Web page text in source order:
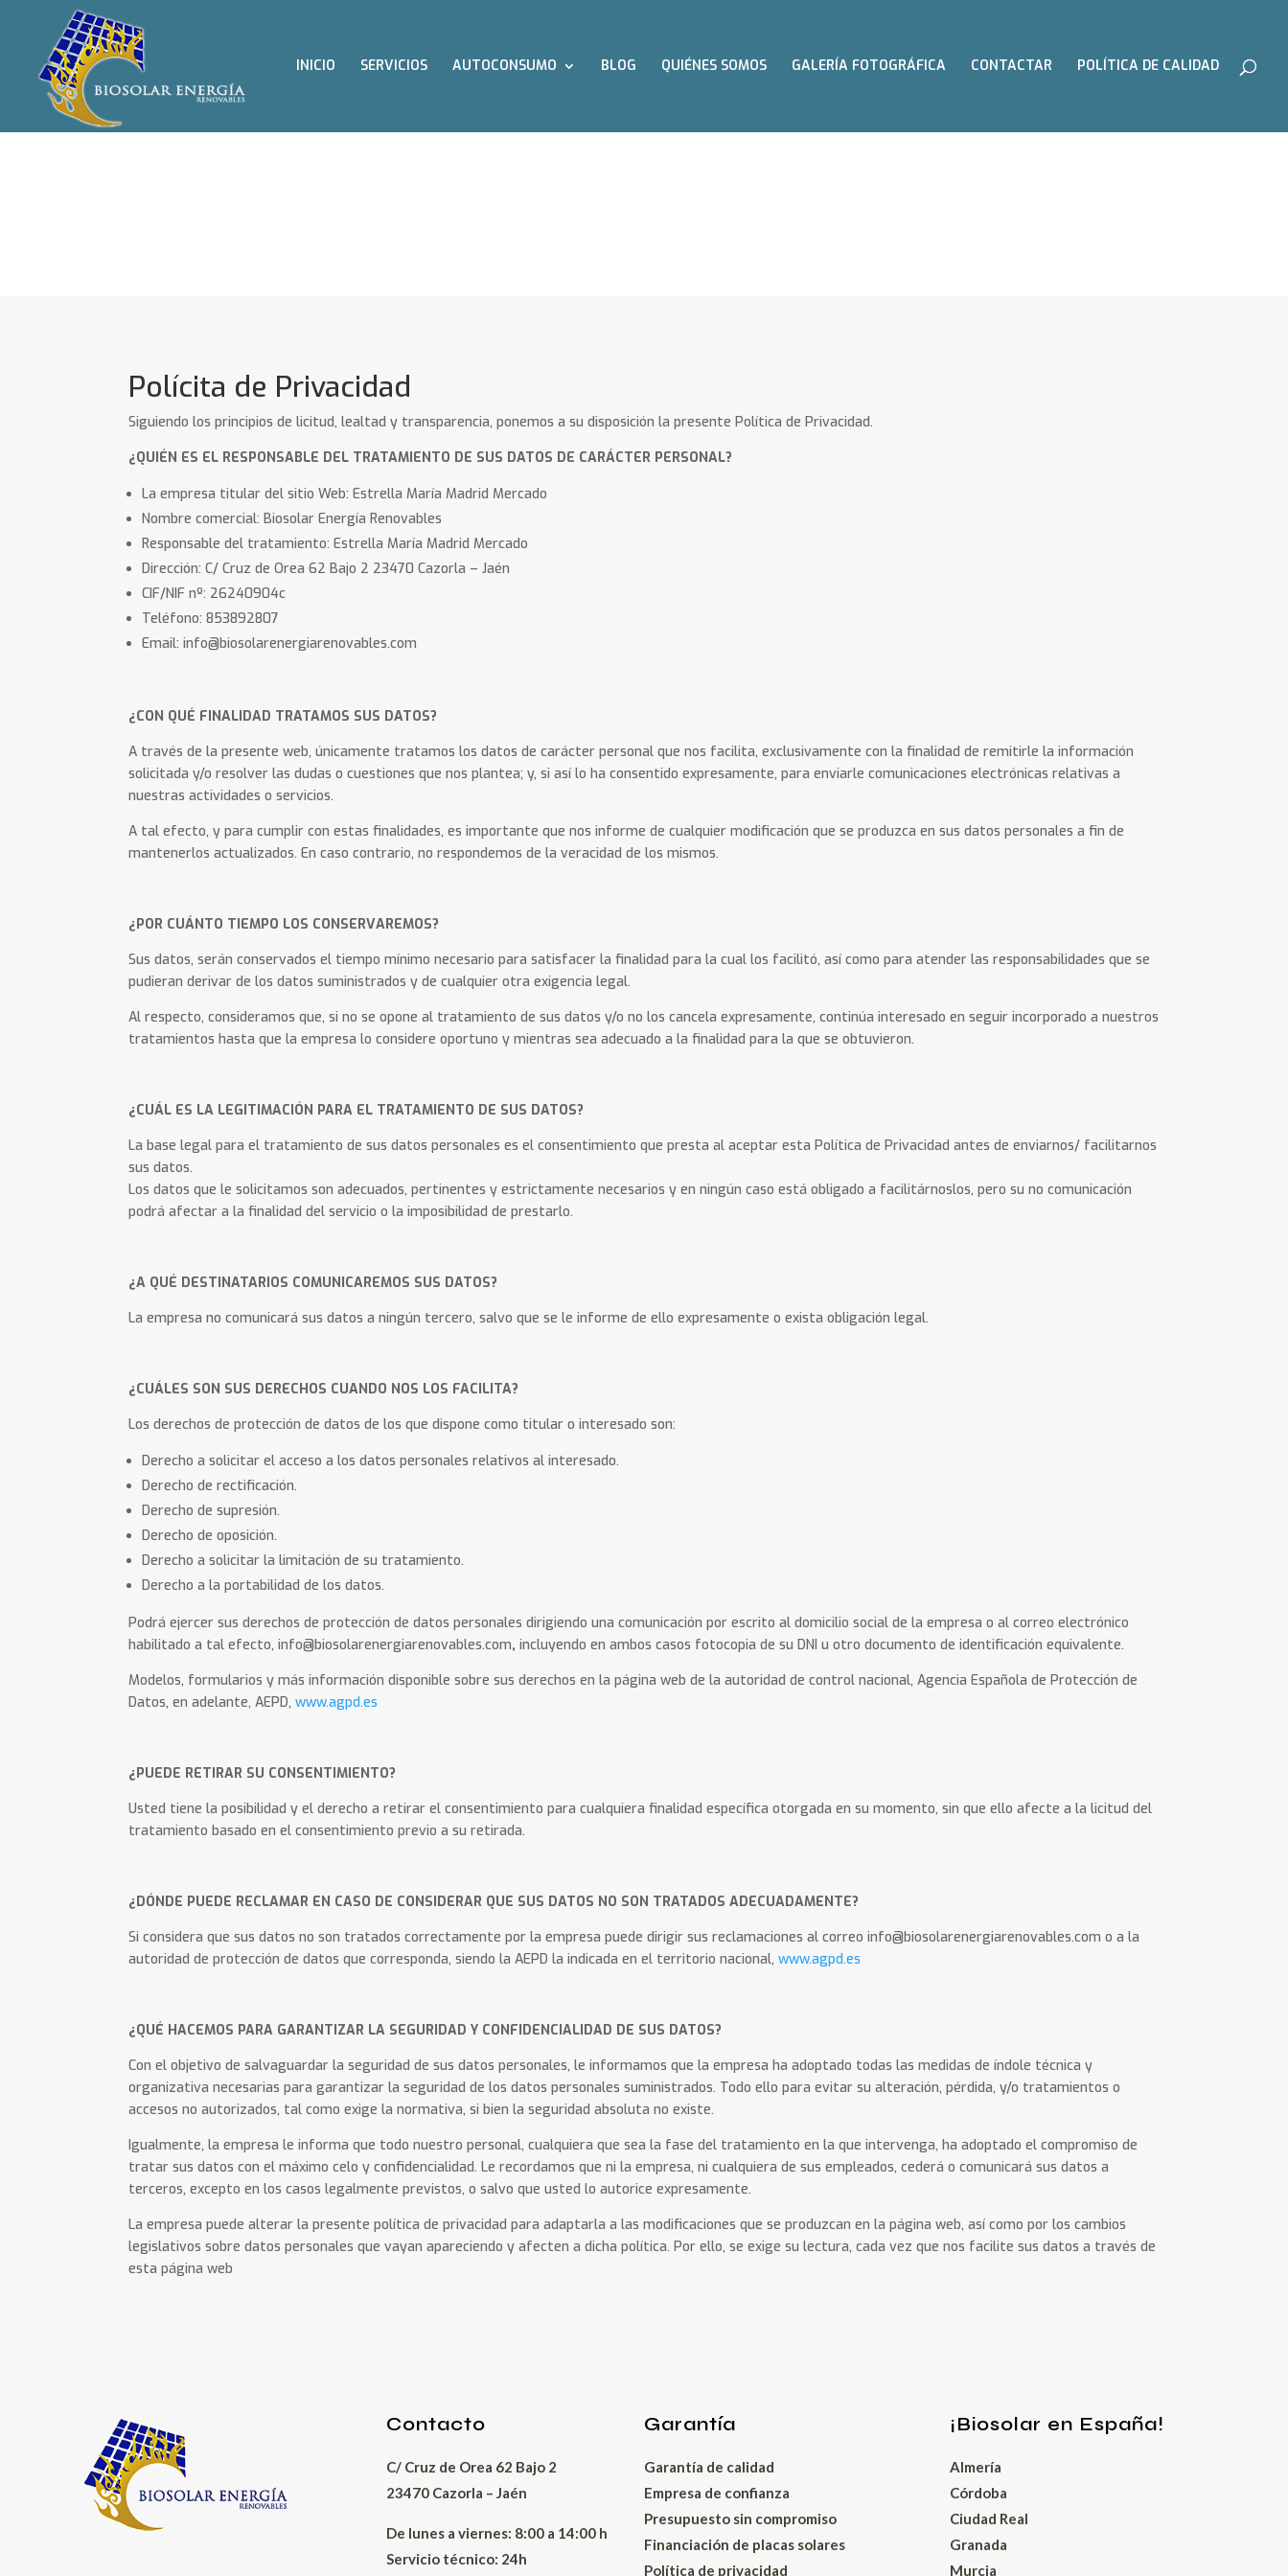
INICIO SERVICIOS AUTOCONSUMO BLOG QUIÉNES SOMOS GALERÍA FOTOGRÁFICA CONTACTAR POLÍTICA DE CALIDAD
Polícita de Privacidad
Siguiendo los principios de licitud, lealtad y transparencia, ponemos a su disposición la presente Política de Privacidad.
¿QUIÉN ES EL RESPONSABLE DEL TRATAMIENTO DE SUS DATOS DE CARÁCTER PERSONAL?
La empresa titular del sitio Web: Estrella María Madrid Mercado
Nombre comercial: Biosolar Energía Renovables
Responsable del tratamiento: Estrella María Madrid Mercado
Dirección: C/ Cruz de Orea 62 Bajo 2 23470 Cazorla – Jaén
CIF/NIF nº: 26240904c
Teléfono: 853892807
Email: info@biosolarenergiarenovables.com
¿CON QUÉ FINALIDAD TRATAMOS SUS DATOS?
A través de la presente web, únicamente tratamos los datos de carácter personal que nos facilita, exclusivamente con la finalidad de remitirle la información
solicitada y/o resolver las dudas o cuestiones que nos plantea; y, si así lo ha consentido expresamente, para enviarle comunicaciones electrónicas relativas a
nuestras actividades o servicios.
A tal efecto, y para cumplir con estas finalidades, es importante que nos informe de cualquier modificación que se produzca en sus datos personales a fin de
mantenerlos actualizados. En caso contrario, no respondemos de la veracidad de los mismos.
¿POR CUÁNTO TIEMPO LOS CONSERVAREMOS?
Sus datos, serán conservados el tiempo mínimo necesario para satisfacer la finalidad para la cual los facilitó, así como para atender las responsabilidades que se
pudieran derivar de los datos suministrados y de cualquier otra exigencia legal.
Al respecto, consideramos que, si no se opone al tratamiento de sus datos y/o no los cancela expresamente, continúa interesado en seguir incorporado a nuestros
tratamientos hasta que la empresa lo considere oportuno y mientras sea adecuado a la finalidad para la que se obtuvieron.
¿CUÁL ES LA LEGITIMACIÓN PARA EL TRATAMIENTO DE SUS DATOS?
La base legal para el tratamiento de sus datos personales es el consentimiento que presta al aceptar esta Política de Privacidad antes de enviarnos/ facilitarnos
sus datos.
Los datos que le solicitamos son adecuados, pertinentes y estrictamente necesarios y en ningún caso está obligado a facilitárnoslos, pero su no comunicación
podrá afectar a la finalidad del servicio o la imposibilidad de prestarlo.
¿A QUÉ DESTINATARIOS COMUNICAREMOS SUS DATOS?
La empresa no comunicará sus datos a ningún tercero, salvo que se le informe de ello expresamente o exista obligación legal.
¿CUÁLES SON SUS DERECHOS CUANDO NOS LOS FACILITA?
Los derechos de protección de datos de los que dispone como titular o interesado son:
Derecho a solicitar el acceso a los datos personales relativos al interesado.
Derecho de rectificación.
Derecho de supresión.
Derecho de oposición.
Derecho a solicitar la limitación de su tratamiento.
Derecho a la portabilidad de los datos.
Podrá ejercer sus derechos de protección de datos personales dirigiendo una comunicación por escrito al domicilio social de la empresa o al correo electrónico
habilitado a tal efecto, info@biosolarenergiarenovables.com, incluyendo en ambos casos fotocopia de su DNI u otro documento de identificación equivalente.
Modelos, formularios y más información disponible sobre sus derechos en la página web de la autoridad de control nacional, Agencia Española de Protección de
Datos, en adelante, AEPD,www.agpd.es
¿PUEDE RETIRAR SU CONSENTIMIENTO?
Usted tiene la posibilidad y el derecho a retirar el consentimiento para cualquiera finalidad específica otorgada en su momento, sin que ello afecte a la licitud del
tratamiento basado en el consentimiento previo a su retirada.
¿DÓNDE PUEDE RECLAMAR EN CASO DE CONSIDERAR QUE SUS DATOS NO SON TRATADOS ADECUADAMENTE?
Si considera que sus datos no son tratados correctamente por la empresa puede dirigir sus reclamaciones al correo info@biosolarenergiarenovables.com o a la
autoridad de protección de datos que corresponda, siendo la AEPD la indicada en el territorio nacional,www.agpd.es
¿QUÉ HACEMOS PARA GARANTIZAR LA SEGURIDAD Y CONFIDENCIALIDAD DE SUS DATOS?
Con el objetivo de salvaguardar la seguridad de sus datos personales, le informamos que la empresa ha adoptado todas las medidas de índole técnica y
organizativa necesarias para garantizar la seguridad de los datos personales suministrados. Todo ello para evitar su alteración, pérdida, y/o tratamientos o
accesos no autorizados, tal como exige la normativa, si bien la seguridad absoluta no existe.
Igualmente, la empresa le informa que todo nuestro personal, cualquiera que sea la fase del tratamiento en la que intervenga, ha adoptado el compromiso de
tratar sus datos con el máximo celo y confidencialidad. Le recordamos que ni la empresa, ni cualquiera de sus empleados, cederá o comunicará sus datos a
terceros, excepto en los casos legalmente previstos, o salvo que usted lo autorice expresamente.
La empresa puede alterar la presente política de privacidad para adaptarla a las modificaciones que se produzcan en la página web, así como por los cambios
legislativos sobre datos personales que vayan apareciendo y afecten a dicha política. Por ello, se exige su lectura, cada vez que nos facilite sus datos a través de
esta página web
Contacto
C/ Cruz de Orea 62 Bajo 2
23470 Cazorla – Jaén
De lunes a viernes: 8:00 a 14:00 h
Servicio técnico: 24h
Garantía
Garantía de calidad
Empresa de confianza
Presupuesto sin compromiso
Financiación de placas solares
Política de privacidad
¡Biosolar en España!
Almería
Córdoba
Ciudad Real
Granada
Murcia